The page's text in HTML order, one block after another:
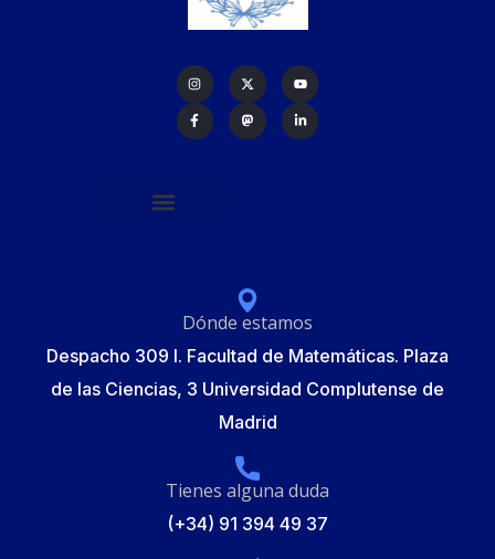
Dónde estamos
Despacho 309 I. Facultad de Matemáticas. Plaza
de las Ciencias, 3 Universidad Complutense de
Madrid
Tienes alguna duda
(+34) 91 394 49 37